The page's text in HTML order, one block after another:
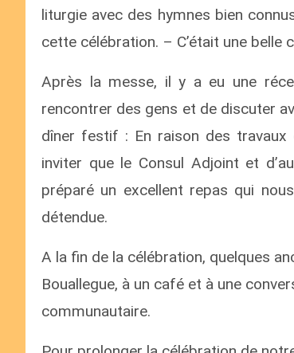
liturgie avec des hymnes bien
cette célébration. – C’était une belle
Après la messe, il y a eu une
rencontrer des gens et de discuter
dîner festif : En raison des travaux
inviter que le Consul Adjoint et
préparé un excellent repas qui
détendue.
A la fin de la célébration, quelques
Bouallegue, à un café et à une
communautaire.